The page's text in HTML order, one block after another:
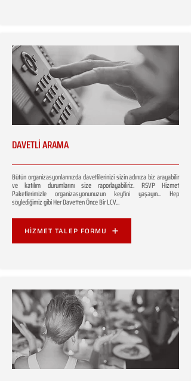
DAVETLİ ARAMA
Bütün organizasyonlarınızda davetlilerinizi sizin adınıza biz arayabilir
ve katılım durumlarını size raporlayabiliriz. RSVP Hizmet
Paketlerimizle organizasyonunuzun keyfini yaşayın... Hep
söylediğimiz gibi Her Davetten Önce Bir LCV...
HİZMET TALEP FORMU